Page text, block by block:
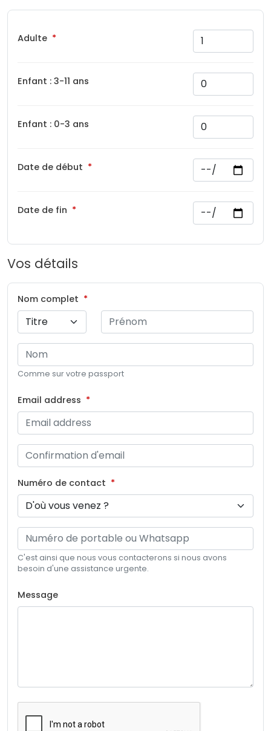
Adulte
Enfant : 3-11 ans
Enfant : 0-3 ans
Date de début
Date de fin
Vos détails
Nom complet
Comme sur votre passport
Email address
Numéro de contact
C'est ainsi que nous vous contacterons si nous avons
besoin d'une assistance urgente.
Message